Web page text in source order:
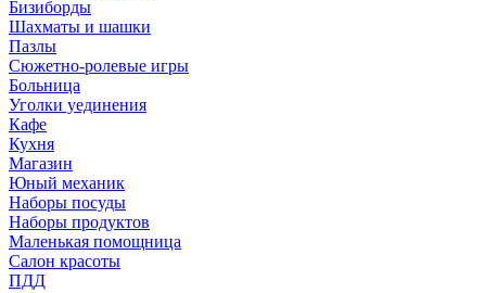
Бизиборды
Шахматы и шашки
Пазлы
Сюжетно-ролевые игры
Больница
Уголки уединения
Кафе
Кухня
Магазин
Юный механик
Наборы посуды
Наборы продуктов
Маленькая помощница
Салон красоты
ПДД